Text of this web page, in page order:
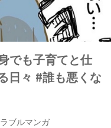
でも子育てと仕
日々 #誰も悪くな
ブルマンガ